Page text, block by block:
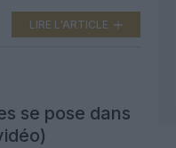
Après avoir inauguré
nationale qatarie
Qatar Airways
LIRE L'ARTICLE
se pose dans